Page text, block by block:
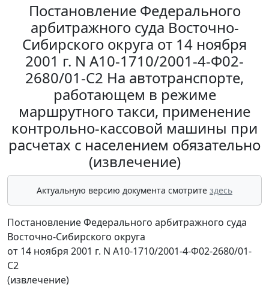
Постановление Федерального
арбитражного суда Восточно-
Сибирского округа от 14 ноября
2001 г. N А10-1710/2001-4-Ф02-
2680/01-С2 На автотранспорте,
работающем в режиме
маршрутного такси, применение
контрольно-кассовой машины при
расчетах с населением обязательно
(извлечение)
Актуальную версию документа смотрите здесь
Постановление Федерального арбитражного суда
Восточно-Сибирского округа
от 14 ноября 2001 г. N А10-1710/2001-4-Ф02-2680/01-
С2
(извлечение)